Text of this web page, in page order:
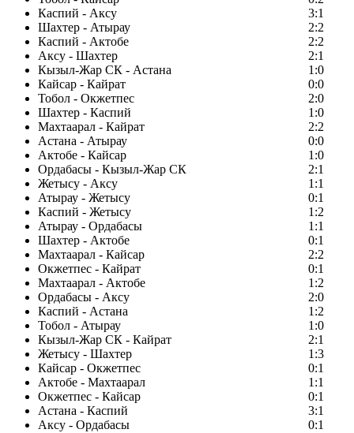
Каспий - Аксу
3:1
Шахтер - Атырау
2:2
Каспий - Актобе
2:2
Аксу - Шахтер
2:1
Кызыл-Жар СК - Астана
1:0
Кайсар - Кайрат
0:0
Тобол - Окжетпес
2:0
Шахтер - Каспий
1:0
Махтаарал - Кайрат
2:2
Астана - Атырау
0:0
Актобе - Кайсар
1:0
Ордабасы - Кызыл-Жар СК
2:1
Жетысу - Аксу
1:1
Атырау - Жетысу
0:1
Каспий - Жетысу
1:2
Атырау - Ордабасы
1:1
Шахтер - Актобе
0:1
Махтаарал - Кайсар
2:2
Окжетпес - Кайрат
0:1
Махтаарал - Актобе
1:2
Ордабасы - Аксу
2:0
Каспий - Астана
1:2
Тобол - Атырау
1:0
Кызыл-Жар СК - Кайрат
2:1
Жетысу - Шахтер
1:3
Кайсар - Окжетпес
0:1
Актобе - Махтаарал
1:1
Окжетпес - Кайсар
0:1
Астана - Каспий
3:1
Аксу - Ордабасы
0:1